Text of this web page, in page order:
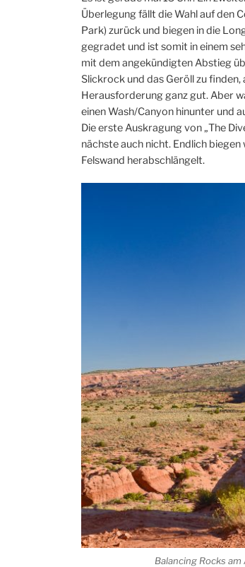
Überlegung fällt die Wahl auf den
Park) zurück und biegen in die
gegradet und ist somit in einem
mit dem angekündigten Abstieg
Slickrock und das Geröll zu
Herausforderung ganz gut. Aber
einen Wash/Canyon hinunter und
Die erste Auskragung von „The
nächste auch nicht. Endlich
Felswand herabschlängelt.
Balancing Rocks